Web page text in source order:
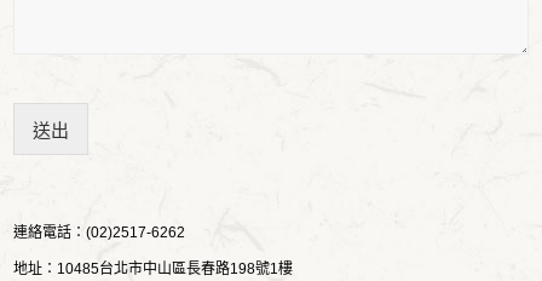
送出
連絡電話：(02)2517-6262
地址：10485台北市中山區長春路198號1樓